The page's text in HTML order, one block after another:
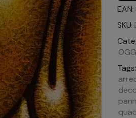
EAN:
SKU:
Tags: